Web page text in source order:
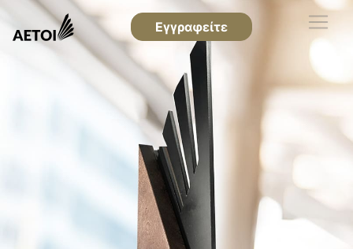
Εγγραφείτε